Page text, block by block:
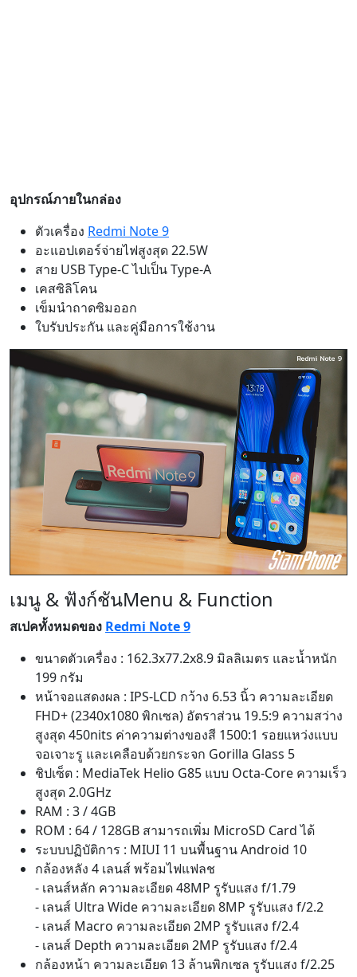
อุปกรณ์ภายในกล่อง
ตัวเครื่อง Redmi Note 9
อะแอปเตอร์จ่ายไฟสูงสุด 22.5W
สาย USB Type-C ไปเป็น Type-A
เคสซิลิโคน
เข็มนำถาดซิมออก
ใบรับประกัน และคู่มือการใช้งาน
เมนู & ฟังก์ชันMenu & Function
สเปคทั้งหมดของ Redmi Note 9
ขนาดตัวเครื่อง : 162.3x77.2x8.9 มิลลิเมตร และน้ำหนัก
199 กรัม
หน้าจอแสดงผล : IPS-LCD กว้าง 6.53 นิ้ว ความละเอียด
FHD+ (2340x1080 พิกเซล) อัตราส่วน 19.5:9 ความสว่าง
สูงสุด 450nits ค่าความต่างของสี 1500:1 รอยแหว่งแบบ
จอเจาะรู และเคลือบด้วยกระจก Gorilla Glass 5
ชิปเซ็ต : MediaTek Helio G85 แบบ Octa-Core ความเร็ว
สูงสุด 2.0GHz
RAM : 3 / 4GB
ROM : 64 / 128GB สามารถเพิ่ม MicroSD Card ได้
ระบบปฏิบัติการ : MIUI 11 บนพื้นฐาน Android 10
กล้องหลัง 4 เลนส์ พร้อมไฟแฟลช
- เลนส์หลัก ความละเอียด 48MP รูรับแสง f/1.79
- เลนส์ Ultra Wide ความละเอียด 8MP รูรับแสง f/2.2
- เลนส์ Macro ความละเอียด 2MP รูรับแสง f/2.4
- เลนส์ Depth ความละเอียด 2MP รูรับแสง f/2.4
กล้องหน้า ความละเอียด 13 ล้านพิกเซล รูรับแสง f/2.25